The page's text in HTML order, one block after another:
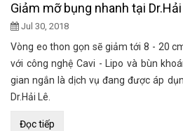
Giảm mỡ bụng nhanh tại Dr.Hải
Jul 30, 2018
Vòng eo thon gọn sẽ giảm tới 8 - 20
với công nghệ Cavi - Lipo và bùn
gian ngắn là dịch vụ đang được áp
Dr.Hải Lê.
Đọc tiếp